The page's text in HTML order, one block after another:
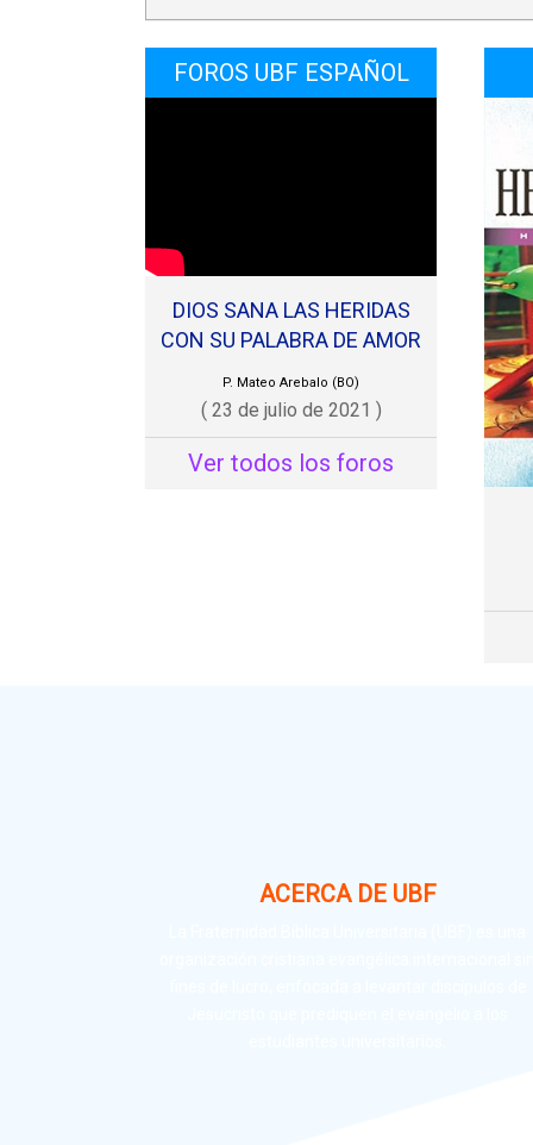
te
sin
el
que
FOROS UBF ESPAÑOL
DIOS SANA LAS HERIDAS
CON SU PALABRA DE AMOR
P. Mateo Arebalo (BO)
( 23 de julio de 2021 )
Ver todos los foros
ACERCA DE UBF